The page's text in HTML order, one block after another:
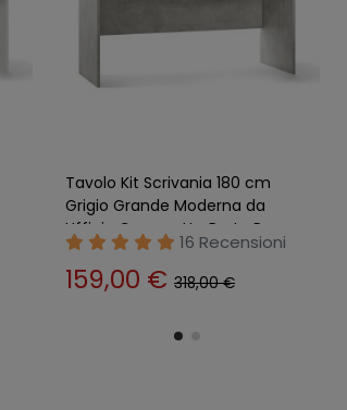
Tavolo Scrivania Angolare
180x170 Ossido Grande
Operativa Angolo Ufficio
Portapc
26 Recensioni
276,00 €527,50 €